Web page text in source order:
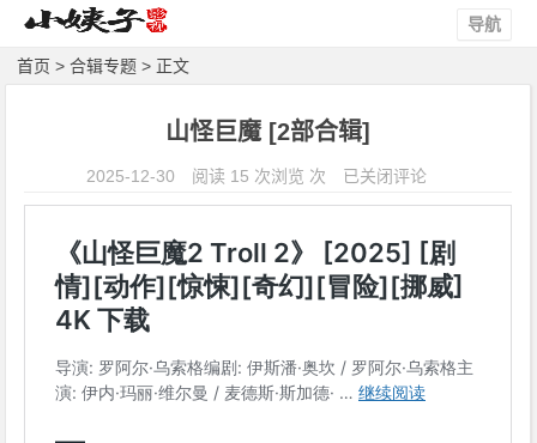
导航
首页 >合辑专题 > 正文
山怪巨魔 [2部合辑]
2025-12-30 阅读 15 次浏览 次
山
怪
魔
[2
辑]
已关闭评论